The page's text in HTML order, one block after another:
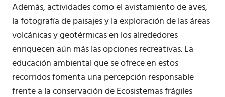
Además, actividades como el avistamiento de aves,
la fotografía de paisajes y la exploración de las áreas
volcánicas y geotérmicas en los alrededores
enriquecen aún más las opciones recreativas. La
educación ambiental que se ofrece en estos
recorridos fomenta una percepción responsable
frente a la conservación de Ecosistemas frágiles